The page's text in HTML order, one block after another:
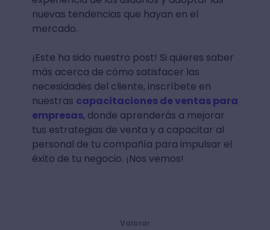
nuevas tendencias que hayan en el
mercado.
¡Este ha sido nuestro post! Si quieres saber
más acerca de cómo satisfacer las
necesidades del cliente, inscríbete en
nuestras capacitaciones de ventas para
empresas, donde aprenderás a mejorar
tus estrategias de venta y a capacitar al
personal de tu compañía para impulsar el
éxito de tu negocio. ¡Nos vemos!
Valorar